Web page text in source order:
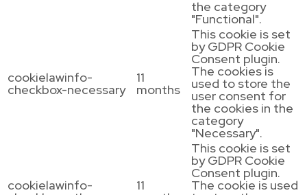
the category
"Functional".
cookielawinfo-
checkbox-necessary
11
months
This cookie is set
by GDPR Cookie
Consent plugin.
The cookies is
used to store the
user consent for
the cookies in the
category
"Necessary".
cookielawinfo- 11
This cookie is set
by GDPR Cookie
Consent plugin.
The cookie is used